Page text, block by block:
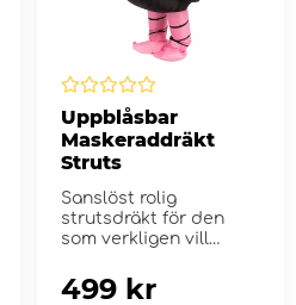
Uppblåsbar
Maskeraddräkt
Struts
Sanslöst rolig
strutsdräkt för den
som verkligen vill
499 kr